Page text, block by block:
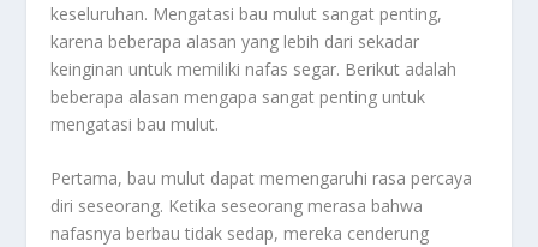
keseluruhan. Mengatasi bau mulut sangat penting,
karena beberapa alasan yang lebih dari sekadar
keinginan untuk memiliki nafas segar. Berikut adalah
beberapa alasan mengapa sangat penting untuk
mengatasi bau mulut.
Pertama, bau mulut dapat memengaruhi rasa percaya
diri seseorang. Ketika seseorang merasa bahwa
nafasnya berbau tidak sedap, mereka cenderung